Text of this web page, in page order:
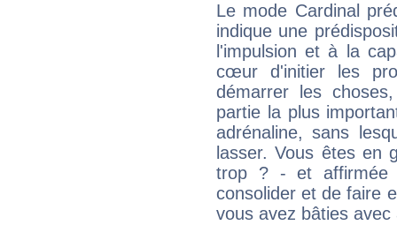
Le mode Cardinal
indique une
l'impulsion et à la
cœur d'initier les
démarrer les
partie la plus
adrénaline, sans
lasser. Vous êtes en
trop ? - et affirmée
consolider et de faire
vous avez bâties avec